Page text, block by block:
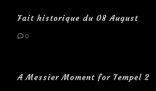
Fait historique du 08 August
0
A Messier Moment for Tempel 2